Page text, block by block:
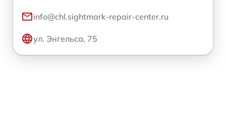
info@chl.sightmark-repair-center.ru
ул. Энгельса, 75